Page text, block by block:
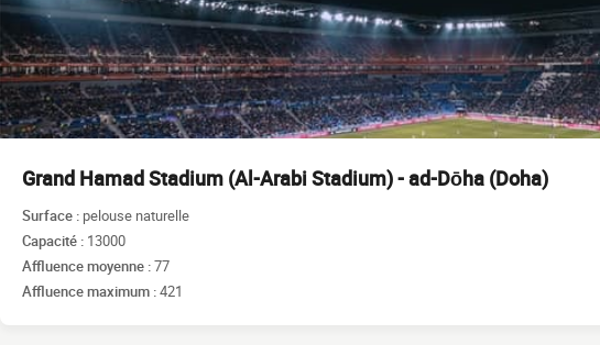
Grand Hamad Stadium (Al-Arabi Stadium) - ad-Dōha (Doha)
Surface : pelouse naturelle
Capacité : 13000
Affluence moyenne :77
Affluence maximum :421